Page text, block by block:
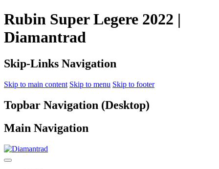
Rubin Super Legere 2022 |
Diamantrad
Skip-Links Navigation
Skip to main content Skip to menu Skip to footer
Topbar Navigation (Desktop)
Main Navigation